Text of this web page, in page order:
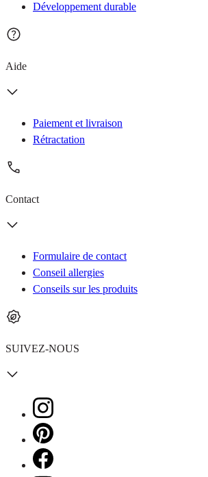
Développement durable
Aide
Paiement et livraison
Rétractation
Contact
Formulaire de contact
Conseil allergies
Conseils sur les produits
SUIVEZ-NOUS